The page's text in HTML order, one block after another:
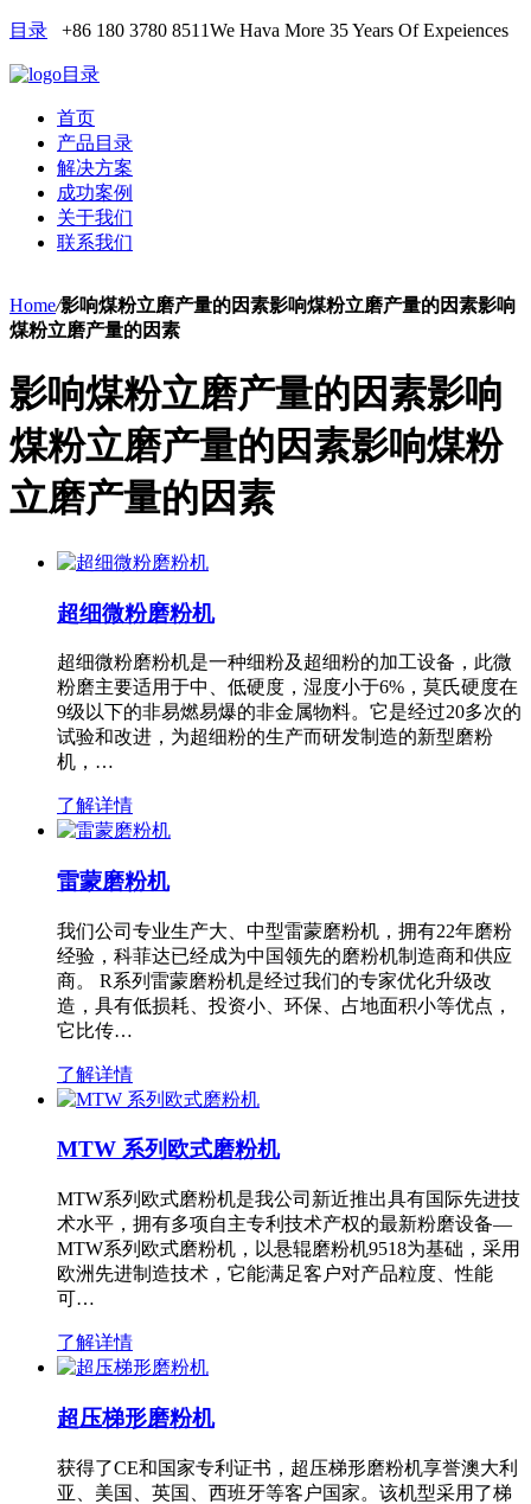
目录 +86 180 3780 8511We Hava More 35 Years Of Expeiences
目录
首页
产品目录
解决方案
成功案例
关于我们
联系我们
Home/影响煤粉立磨产量的因素影响煤粉立磨产量的因素影响
煤粉立磨产量的因素
影响煤粉立磨产量的因素影响
煤粉立磨产量的因素影响煤粉
立磨产量的因素
超细微粉磨粉机
超细微粉磨粉机是一种细粉及超细粉的加工设备，此微
粉磨主要适用于中、低硬度，湿度小于6%，莫氏硬度在
9级以下的非易燃易爆的非金属物料。它是经过20多次的
试验和改进，为超细粉的生产而研发制造的新型磨粉
机，…
了解详情
雷蒙磨粉机
我们公司专业生产大、中型雷蒙磨粉机，拥有22年磨粉
经验，科菲达已经成为中国领先的磨粉机制造商和供应
商。 R系列雷蒙磨粉机是经过我们的专家优化升级改
造，具有低损耗、投资小、环保、占地面积小等优点，
它比传…
了解详情
MTW 系列欧式磨粉机
MTW系列欧式磨粉机是我公司新近推出具有国际先进技
术水平，拥有多项自主专利技术产权的最新粉磨设备—
MTW系列欧式磨粉机，以悬辊磨粉机9518为基础，采用
欧洲先进制造技术，它能满足客户对产品粒度、性能
可…
了解详情
超压梯形磨粉机
获得了CE和国家专利证书，超压梯形磨粉机享誉澳大利
亚、美国、英国、西班牙等客户国家。该机型采用了梯